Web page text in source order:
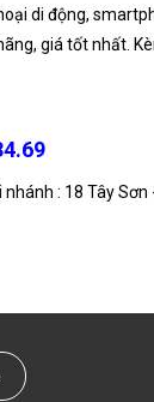
di động,
giá tốt nhất.
: 18 Tây Sơn